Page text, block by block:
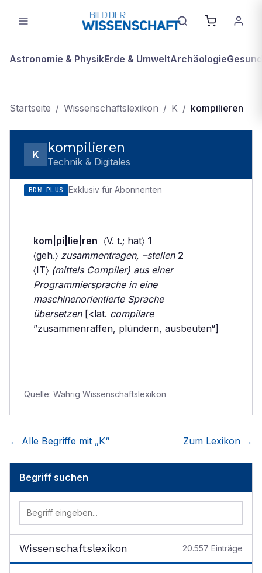
Astronomie & PhysikErde & UmweltArchäologie
Startseite / Wissenschaftslexikon / K / kompilieren
K kompilieren
Technik & Digitales
BDW PLUS Exklusiv für Abonnenten
kom|pi|lie|ren 〈V. t.; hat〉 1
〈geh.〉 zusammentragen, –stellen 2
〈IT〉 (mittels Compiler) aus einer
Programmiersprache in eine
maschinenorientierte Sprache
übersetzen[<lat. compilare
”zusammenraffen, plündern, ausbeuten“]
Quelle: Wahrig Wissenschaftslexikon
← Alle Begriffe mit „K“ Zum Lexikon →
Begriff suchen
Wissenschaftslexikon 20.557 Einträge